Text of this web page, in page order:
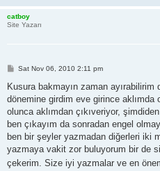
catboy
Site Yazarı
P
s
Sat Nov 06, 2010 2:11 pm
Kusura bakmayın zaman
dönemine girdim eve girince
olunca aklımdan çıkıveriyor,
ben çıkayım da sonradan engel
ben bir şeyler yazmadan diğerleri iki
yazmaya vakit zor buluyorum bir de
çekerim. Size iyi yazmalar ve en